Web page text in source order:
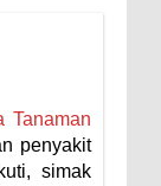
Tanaman
penyakit
simak